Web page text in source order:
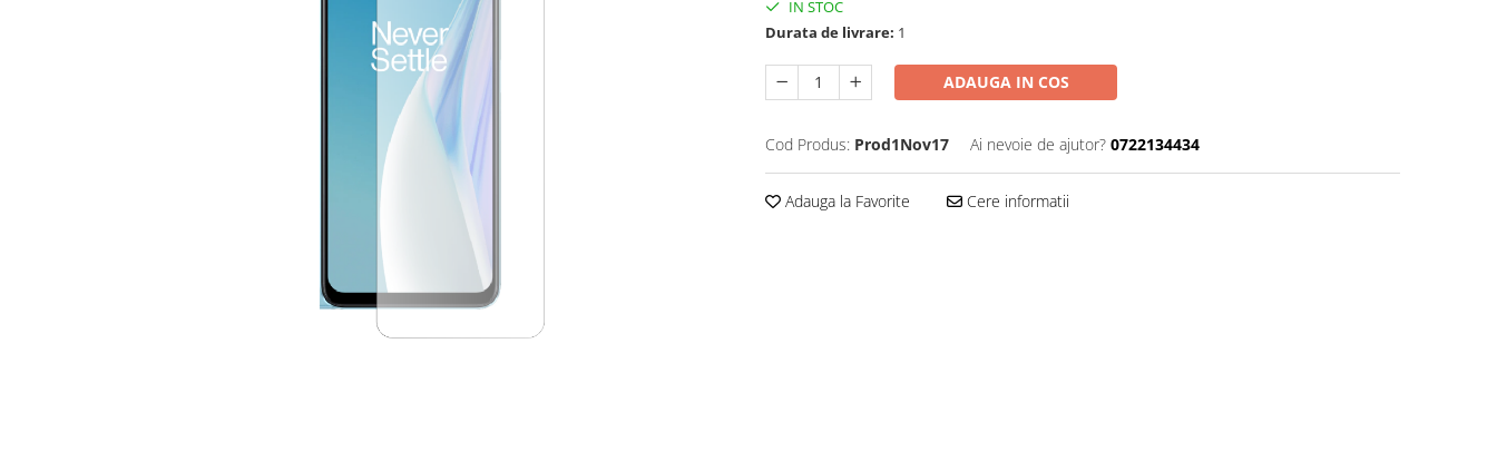
IN STOC
Durata de livrare: 1
ADAUGA IN COS
Cod Produs: Prod1Nov17 Ai nevoie de ajutor? 0722134434
Adauga la Favorite Cere informatii